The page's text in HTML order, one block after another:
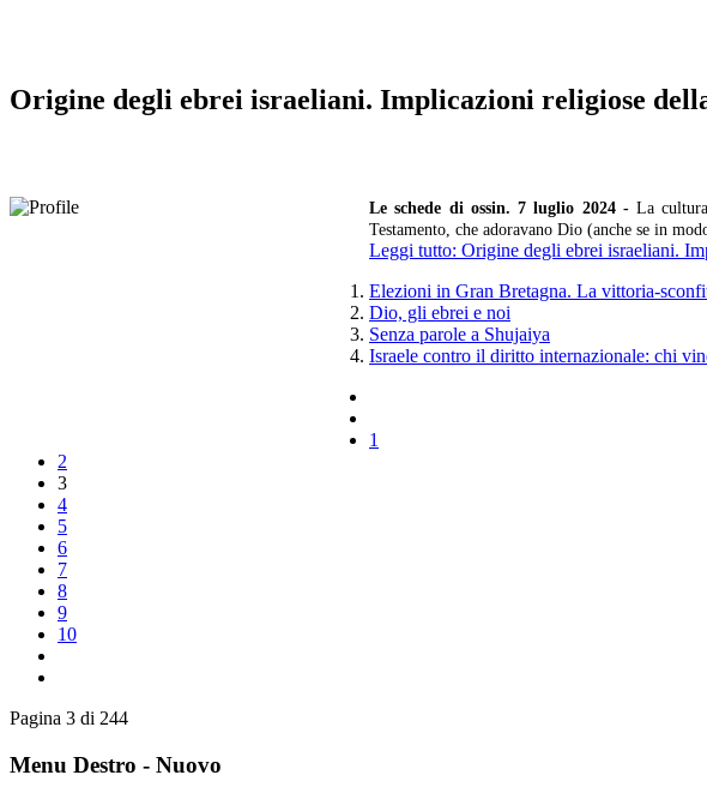
Origine degli ebrei israeliani. Implicazioni religiose
Le schede di ossin. 7 luglio 2024 -La
Testamento, che adoravano Dio (anche se in
Leggi tutto: Origine degli ebrei israeliani.
Elezioni in Gran Bretagna. La vittoria-
Dio, gli ebrei e noi
Senza parole a Shujaiya
Israele contro il diritto internazionale: chi
1
2
3
4
5
6
7
8
9
10
Pagina 3 di 244
Menu Destro - Nuovo